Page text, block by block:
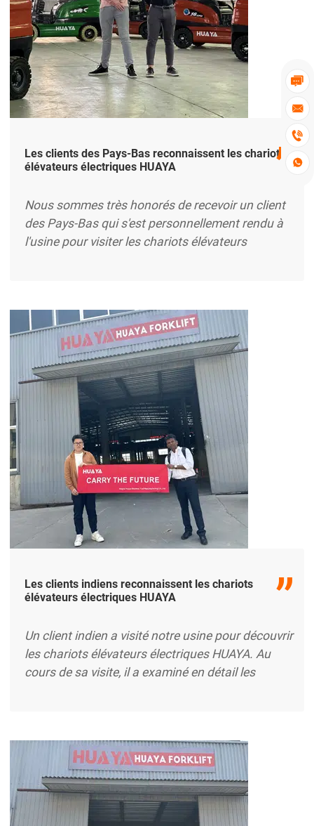




Les clients des Pays-Bas reconnaissent les chariots
élévateurs électriques HUAYA
Nous sommes très honorés de recevoir un client
des Pays-Bas qui s'est personnellement rendu à
l'usine pour visiter les chariots élévateurs
chariots élévateurs électriques. Il a déclaré que
les chariots élévateurs électriques HUAYA
dépassaient ses attentes en termes d'excellence
technologique...
Les clients indiens reconnaissent les chariots
élévateurs électriques HUAYA
Un client indien a visité notre usine pour découvrir
les chariots élévateurs électriques HUAYA. Au
cours de sa visite, il a examiné en détail les
chariots élévateurs électriques HUAYA, soulignant
leur flexibilité exceptionnelle, leur efficacité et
leurs fonctions de sécurité avancées. Il a reconnu
la compétitivité des chariots élévateurs dans
l'extrait ...